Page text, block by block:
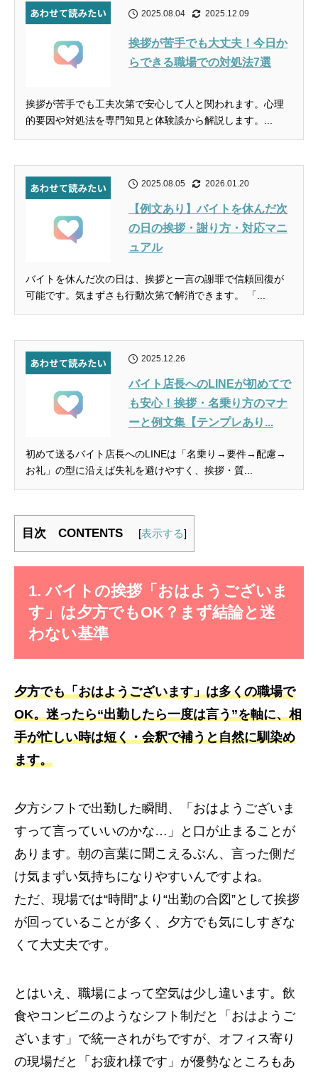
2025.08.04 2025.12.09
挨拶が苦手でも大丈夫！今日か
らできる職場での対処法7選
挨拶が苦手でも工夫次第で安心して人と関われます。心理
的要因や対処法を専門知見と体験談から解説します。...
2025.08.05 2026.01.20
【例文あり】バイトを休んだ次
の日の挨拶・謝り方・対応マニ
ュアル
バイトを休んだ次の日は、挨拶と一言の謝罪で信頼回復が
可能です。気まずさも行動次第で解消できます。 「...
2025.12.26
バイト店長へのLINEが初めてで
も安心！挨拶・名乗り方のマナ
ーと例文集【テンプレあり...
初めて送るバイト店長へのLINEは「名乗り→要件→配慮→
お礼」の型に沿えば失礼を避けやすく、挨拶・質...
目次 CONTENTS [表示する]
1. バイトの挨拶「おはようございま
す」は夕方でもOK？まず結論と迷
わない基準
夕方でも「おはようございます」は多くの職場で
OK。迷ったら“出勤したら一度は言う”を軸に、相
手が忙しい時は短く・会釈で補うと自然に馴染め
ます。
夕方シフトで出勤した瞬間、「おはようございま
すって言っていいのかな…」と口が止まることが
あります。朝の言葉に聞こえるぶん、言った側だ
け気まずい気持ちになりやすいんですよね。
ただ、現場では“時間”より“出勤の合図”として挨拶
が回っていることが多く、夕方でも気にしすぎな
くて大丈夫です。
とはいえ、職場によって空気は少し違います。飲
食やコンビニのようなシフト制だと「おはようご
ざいます」で統一されがちですが、オフィス寄り
の現場だと「お疲れ様です」が優勢なところもあ